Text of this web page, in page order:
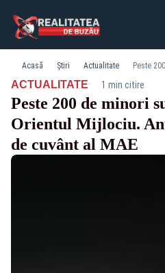
Acasă Știri Actualitate
ACTUALITATE· 1 min citire
Peste 200 de minori
Orientul Mijlociu.
de cuvânt al MAE